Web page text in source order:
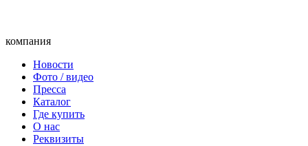
компания
Новости
Фото / видео
Пресса
Каталог
Где купить
О нас
Реквизиты